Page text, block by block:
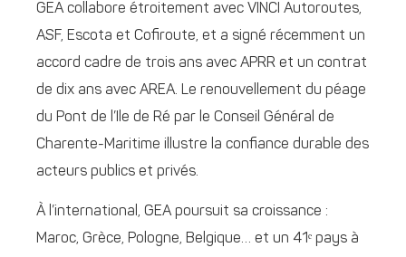
GEA collabore étroitement avec VINCI Autoroutes,
ASF, Escota et Cofiroute, et a signé récemment un
accord cadre de trois ans avec APRR et un contrat
de dix ans avec AREA. Le renouvellement du péage
du Pont de l’Ile de Ré par le Conseil Général de
Charente-Maritime illustre la confiance durable des
acteurs publics et privés.
À l’international, GEA poursuit sa croissance :
Maroc, Grèce, Pologne, Belgique… et un 41ᵉ pays à